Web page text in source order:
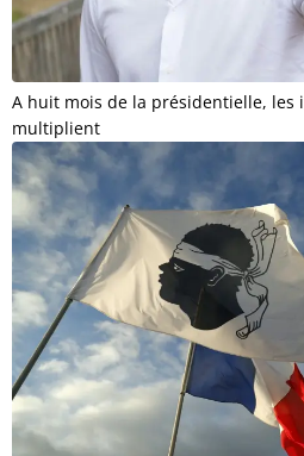
A huit mois de la présidentielle, les
multiplient